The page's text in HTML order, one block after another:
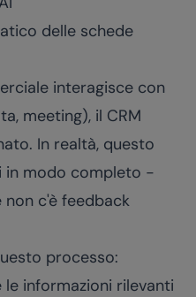
delle schede
interagisce con
meeting), il CRM
In realtà, questo
in modo completo -
c'è feedback
processo:
le informazioni rilevanti